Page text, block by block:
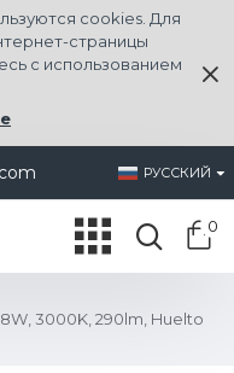
cookies. Для
страницы
с использованием
РУССКИЙ
0
3000K, 290lm, Huelto